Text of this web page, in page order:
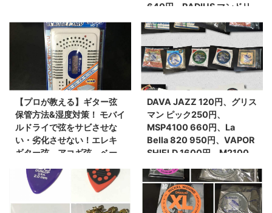
640円、RADIUS マンドリ
【プロが教える】ギター弦
保管方法&湿度対策！ モバイ
ルドライで弦をサビさせな
い・劣化させない！エレキ
ギター弦、アコギ弦、ベー
DAVA JAZZ 120円、グリス
マン ピック250円、
MSP4100 660円、La
Bella 820 950円、VAPOR
SHIELD 1600円、M2100